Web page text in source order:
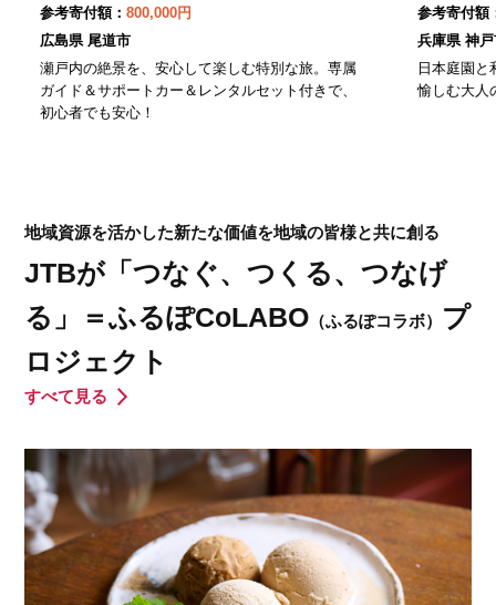
参考寄付額： 800,000円
広島県 尾道市
瀬戸内の絶景を、安心して楽しむ特別な旅。専属
ガイド＆サポートカー＆レンタルセット付きで、
初心者でも安心！
参考寄付額
兵庫県 神
日本庭園と
愉しむ大人
地域資源を活かした新たな価値を地域の皆様と共に創る
JTBが「つなぐ、つくる、つなげ
る」＝ふるぽCoLABO （ふるぽコラボ） プ
ロジェクト
すべて見る